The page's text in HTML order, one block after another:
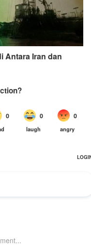
Antara Iran dan